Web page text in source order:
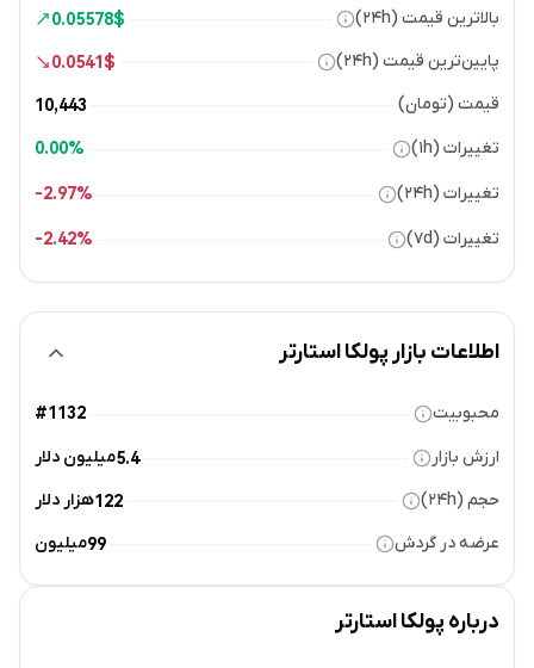
بالاترین قیمت (۲۴h) $
0.05578
پایین‌ترین قیمت (۲۴h) $
0.0541
قیمت (تومان) 10,443
تغییرات (۱h) 0.00%
تغییرات (۲۴h) 2.97%-
تغییرات (۷d) 2.42%-
اطلاعات بازار پولکا استارتر
محبوبیت #1132
ارزش بازار 5.4میلیون دلار
حجم (۲۴h)
122هزار دلار
عرضه در گردش
99میلیون
درباره پولکا استارتر